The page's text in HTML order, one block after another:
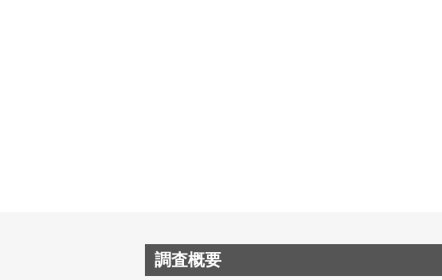
調査概要